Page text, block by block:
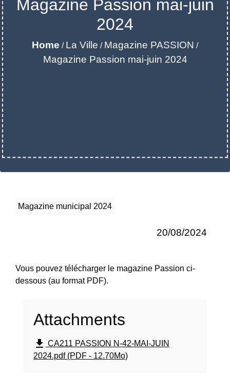
Magazine Passion mai-juin
2024
Home / La Ville / Magazine PASSION /
Magazine Passion mai-juin 2024
Magazine municipal 2024
20/08/2024
Vous pouvez télécharger le magazine Passion ci-
dessous (au format PDF).
Attachments
file_download CA211 PASSION N-42-MAI-JUIN
2024.pdf (PDF - 12.70Mo)